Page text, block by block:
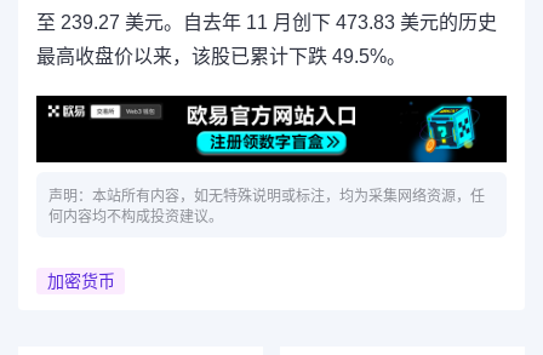
至 239.27 美元。自去年 11 月创下 473.83 美元的历史
最高收盘价以来，该股已累计下跌 49.5%。
声明：本站所有内容，如无特殊说明或标注，均为采集网络资源，任
何内容均不构成投资建议。
加密货币